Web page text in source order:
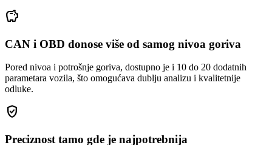
savings
CAN i OBD donose više od samog nivoa goriva
Pored nivoa i potrošnje goriva, dostupno je i 10 do 20 dodatnih
parametara vozila, što omogućava dublju analizu i kvalitetnije
odluke.
gpp_good
Preciznost tamo gde je najpotrebnija